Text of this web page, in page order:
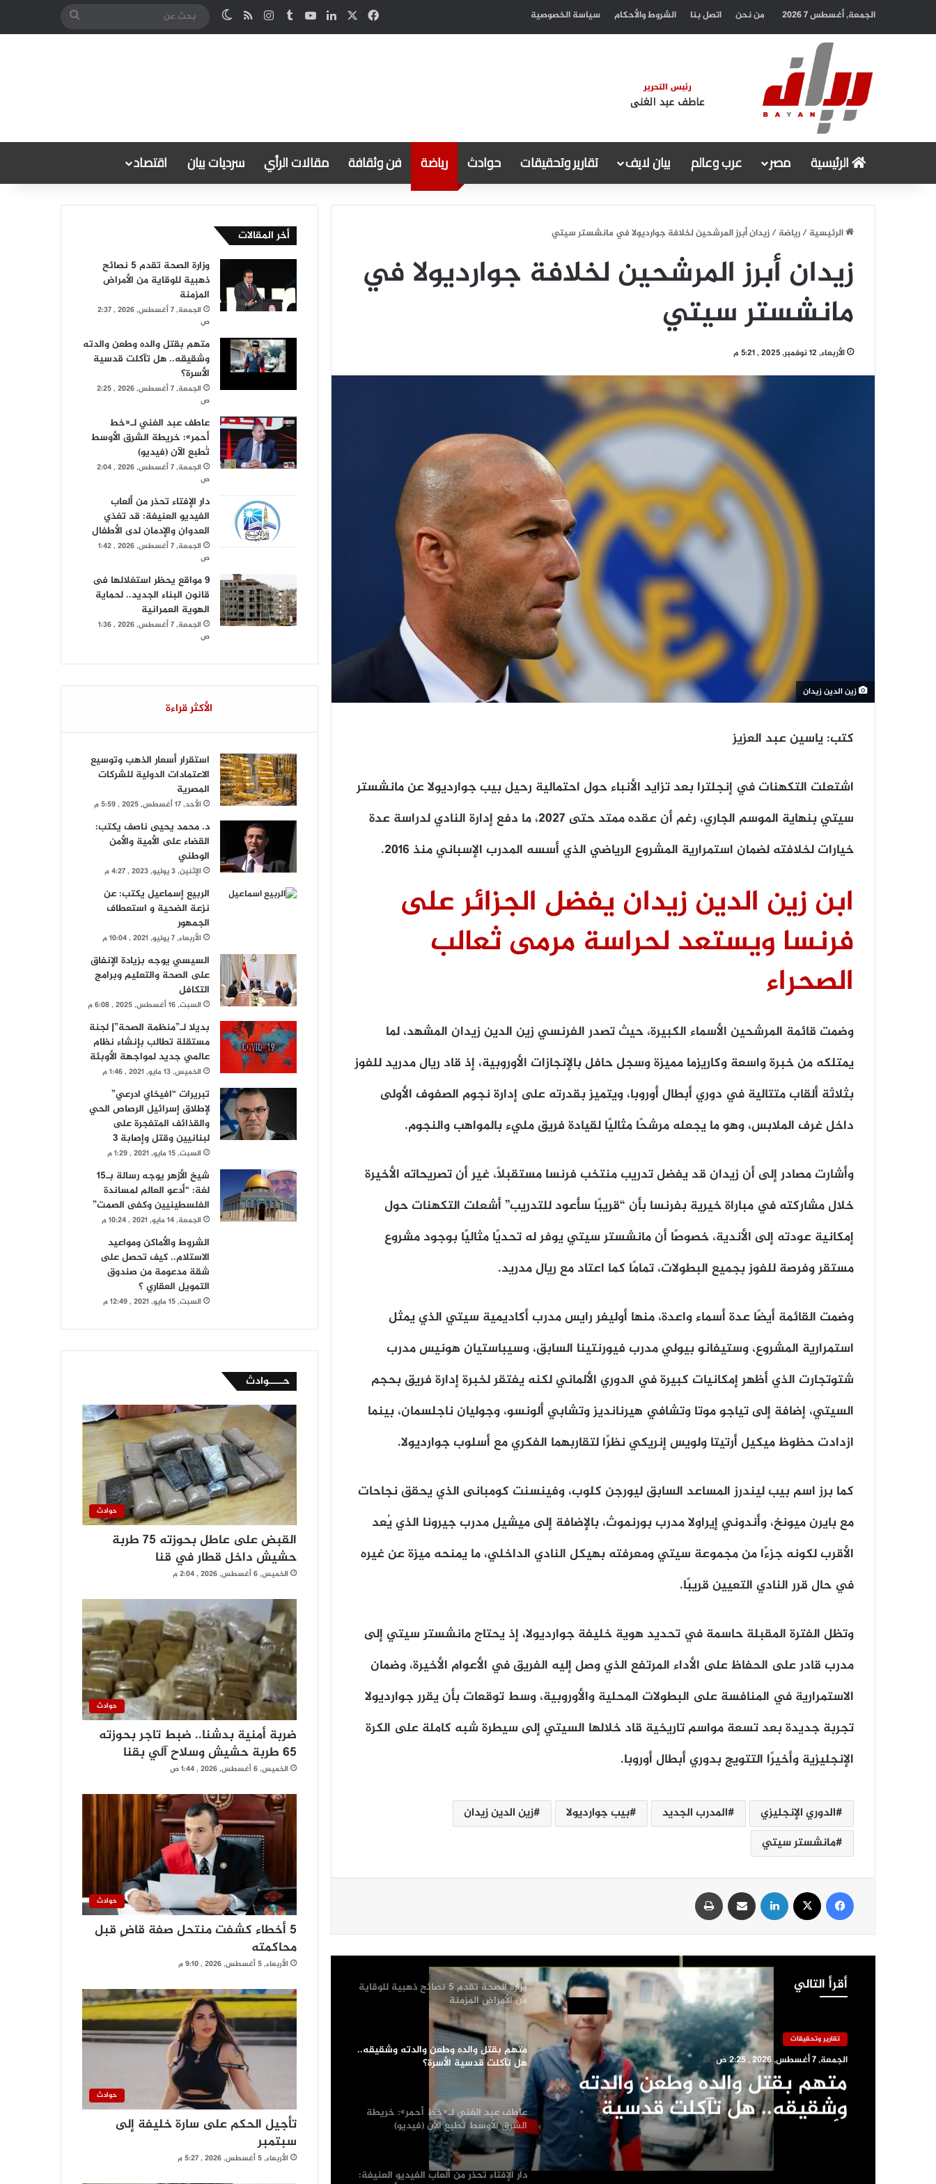
الجمعة, أغسطس 7 2026 من نحن اتصل بنا الشروط والأحكام سياسة الخصوصية فيسبوك لينكدإن‫YouTube انستقرامملخص الموقع RSS
الوضع المظلم
الرئيسية مصر عرب وعالم بيان لايف تقارير وتحقيقات حوادث رياضة فن وثقافة مقالات الرأي سرديات بيان اقتصاد
الرئيسية/رياضة/زيدان أبرز المرشحين لخلافة جوارديولا في مانشستر سيتي
زيدان أبرز المرشحين لخلافة جوارديولا في
مانشستر سيتي
الأربعاء, 12 نوفمبر, 2025 , 5:21 م
زين الدين زيدان
كتب: ياسين عبد العزيز
اشتعلت التكهنات في إنجلترا بعد تزايد الأنباء حول احتمالية رحيل بيب جوارديولا عن مانشستر
سيتي بنهاية الموسم الجاري، رغم أن عقده ممتد حتى 2027، ما دفع إدارة النادي لدراسة عدة
خيارات لخلافته لضمان استمرارية المشروع الرياضي الذي أسسه المدرب الإسباني منذ 2016.
ابن زين الدين زيدان يفضل الجزائر على
فرنسا ويستعد لحراسة مرمى ثعالب
الصحراء
وضمت قائمة المرشحين الأسماء الكبيرة، حيث تصدر الفرنسي زين الدين زيدان المشهد، لما
يمتلكه من خبرة واسعة وكاريزما مميزة وسجل حافل بالإنجازات الأوروبية، إذ قاد ريال مدريد للفوز
بثلاثة ألقاب متتالية في دوري أبطال أوروبا، ويتميز بقدرته على إدارة نجوم الصفوف الأولى
داخل غرف الملابس، وهو ما يجعله مرشحًا مثاليًا لقيادة فريق مليء بالمواهب والنجوم.
وأشارت مصادر إلى أن زيدان قد يفضل تدريب منتخب فرنسا مستقبلًا، غير أن تصريحاته الأخيرة
خلال مشاركته في مباراة خيرية بفرنسا بأن “قريبًا سأعود للتدريب” أشعلت التكهنات حول
إمكانية عودته إلى الأندية، خصوصًا أن مانشستر سيتي يوفر له تحديًا مثاليًا بوجود مشروع
مستقر وفرصة للفوز بجميع البطولات، تمامًا كما اعتاد مع ريال مدريد.
وضمت القائمة أيضًا عدة أسماء واعدة، منها أوليفر رايس مدرب أكاديمية سيتي الذي يمثل
استمرارية المشروع، وستيفانو بيولي مدرب فيورنتينا السابق، وسيباستيان هونيس مدرب
شتوتجارت الذي أظهر إمكانيات كبيرة في الدوري الألماني لكنه يفتقر لخبرة إدارة فريق بحجم
السيتي، إضافة إلى تياجو موتا وتشافي هيرنانديز وتشابي ألونسو، وجوليان ناجلسمان، بينما
ازدادت حظوظ ميكيل أرتيتا ولويس إنريكي نظرًا لتقاربهما الفكري مع أسلوب جوارديولا.
كما برز اسم بيب ليندرز المساعد السابق ليورجن كلوب، وفينسنت كومبانى الذي يحقق نجاحات
مع بايرن ميونخ، وأندوني إيراولا مدرب بورنموث، بالإضافة إلى ميشيل مدرب جيرونا الذي يُعد
الأقرب لكونه جزءًا من مجموعة سيتي ومعرفته بهيكل النادي الداخلي، ما يمنحه ميزة عن غيره
في حال قرر النادي التعيين قريبًا.
وتظل الفترة المقبلة حاسمة في تحديد هوية خليفة جوارديولا، إذ يحتاج مانشستر سيتي إلى
مدرب قادر على الحفاظ على الأداء المرتفع الذي وصل إليه الفريق في الأعوام الأخيرة، وضمان
الاستمرارية في المنافسة على البطولات المحلية والأوروبية، وسط توقعات بأن يقرر جوارديولا
تجربة جديدة بعد تسعة مواسم تاريخية قاد خلالها السيتي إلى سيطرة شبه كاملة على الكرة
الإنجليزية وأخيرًا التتويج بدوري أبطال أوروبا.
الدوري الإنجليزي المدرب الجديد بيب جوارديولا
زين الدين زيدان
مانشستر سيتي
أقرأ التالي
تقارير وتحقيقات
الجمعة, 7 أغسطس, 2026 , 2:25 ص
متهم بقتل والده وطعن والدته
وشقيقه.. هل تآكلت قدسية
وزارة الصحة تقدم 5 نصائح ذهبية للوقاية
من الأمراض المزمنة
متهم بقتل والده وطعن والدته وشقيقه..
عاطف عبد الغني لـ«خط أحمر»: خريطة
الشرق الأوسط تُطبع الآن (فيديو)
قد تغذي العدوان والإدمان لدى الأطفال
الجديد.. لحماية الهوية العمرانية
وزارة الصحة تقدم 5 نصائح ذهبية للوقاية
من الأمراض المزمنة
متهم بقتل والده وطعن والدته وشقيقه..
هل تآكلت قدسية الأسرة؟
عاطف عبد الغني لـ«خط أحمر»: خريطة
الشرق الأوسط تُطبع الآن (فيديو)
دار الإفتاء تحذر من ألعاب الفيديو العنيفة:
أخر المقالات
وزارة الصحة تقدم 5 نصائح
ذهبية للوقاية من الأمراض
المزمنة
الجمعة, 7 أغسطس, 2026 , 2:37
ص
متهم بقتل والده وطعن والدته
وشقيقه.. هل تآكلت قدسية
الأسرة؟
الجمعة, 7 أغسطس, 2026 , 2:25
ص
عاطف عبد الغني لـ«خط
أحمر»: خريطة الشرق الأوسط
تُطبع الآن (فيديو)
الجمعة, 7 أغسطس, 2026 , 2:04
ص
دار الإفتاء تحذر من ألعاب
الفيديو العنيفة: قد تغذي
العدوان والإدمان لدى الأطفال
الجمعة, 7 أغسطس, 2026 , 1:42
ص
9 مواقع يحظر استغلالها فى
قانون البناء الجديد.. لحماية
الهوية العمرانية
الجمعة, 7 أغسطس, 2026 , 1:36
ص
الأكثر قراءة
استقرار أسعار الذهب وتوسيع
الاعتمادات الدولية للشركات
المصرية
الأحد, 17 أغسطس, 2025 , 5:59 م
د. محمد يحيى ناصف يكتب:
القضاء على الأمية والأمن
الوطني
الإثنين, 3 يوليو, 2023 , 4:27 م
الربيع إسماعيل يكتب: عن
نزعة الضحية و استعطاف
الجمهور
الأربعاء, 7 يوليو, 2021 , 10:04 م
السيسي يوجه بزيادة الإنفاق
على الصحة والتعليم وبرامج
التكافل
السبت, 16 أغسطس, 2025 , 6:08 م
بديلا لـ”منظمة الصحة”| لجنة
مستقلة تطالب بإنشاء نظام
عالمي جديد لمواجهة الأوبئة
الخميس, 13 مايو, 2021 , 1:46 م
تبريرات “افيخاي ادرعي”
لإطلاق إسرائيل الرصاص الحي
والقذائف المتفجرة على
لبنانيين وقتل وإصابة 3
السبت, 15 مايو, 2021 , 1:29 م
شيخ الأزهر يوجه رسالة بـ15
لغة: “أدعو العالم لمساندة
الفلسطينيين وكفى الصمت”
الجمعة, 14 مايو, 2021 , 10:24 م
الشروط والأماكن ومواعيد
الاستلام.. كيف تحصل على
شقة مدعومة من صندوق
التمويل العقاري ؟
السبت, 15 مايو, 2021 , 12:49 م
حــــوادث
حوادث
القبض على عاطل بحوزته 75 طربة
حشيش داخل قطار في قنا
الخميس, 6 أغسطس, 2026 , 2:04 م
حوادث
ضربة أمنية بدشنا.. ضبط تاجر بحوزته
65 طربة حشيش وسلاح آلي بقنا
الخميس, 6 أغسطس, 2026 , 1:44 ص
حوادث
5 أخطاء كشفت منتحل صفة قاضٍ قبل
محاكمته
الأربعاء, 5 أغسطس, 2026 , 9:10 م
حوادث
تأجيل الحكم على سارة خليفة إلى
سبتمبر
الأربعاء, 5 أغسطس, 2026 , 5:27 م